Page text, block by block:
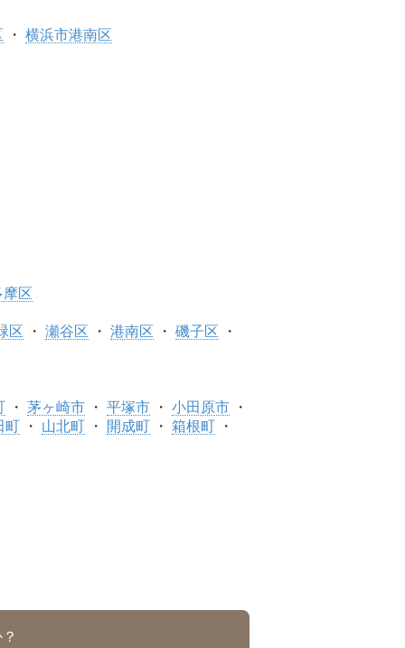
横浜市港南区
摩区
区 瀬谷区 港南区 磯子区
茅ヶ崎市 平塚市
小田原市
町
山北町 開成町 箱根町